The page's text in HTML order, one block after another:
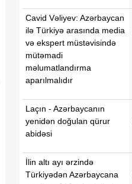
Cavid Vəliyev: Azərbaycan
ilə Türkiyə arasında media
və ekspert müstəvisində
mütəmadi
məlumatlandırma
aparılmalıdır
Laçın - Azərbaycanın
yenidən doğulan qürur
abidəsi
İlin altı ayı ərzində
Türkiyədən Azərbaycana